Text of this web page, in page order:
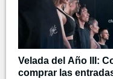
Velada del Año III:
comprar las